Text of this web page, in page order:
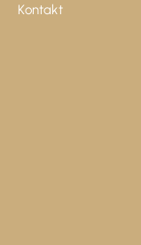
Kontakt